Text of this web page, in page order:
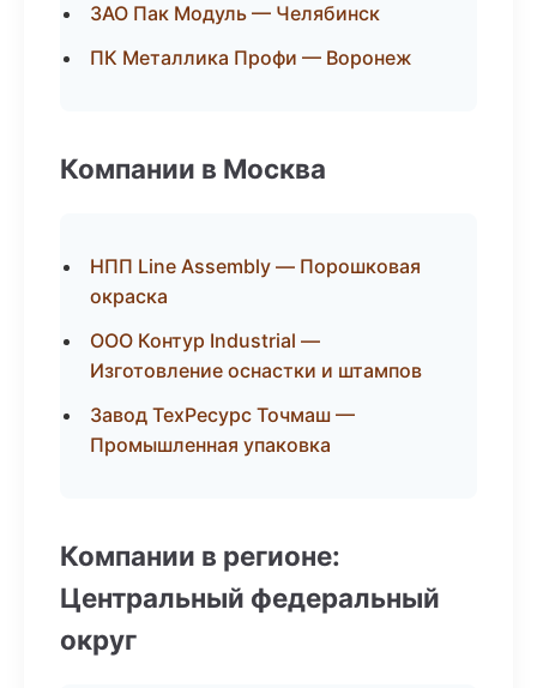
ЗАО Пак Модуль — Челябинск
ПК Металлика Профи — Воронеж
Компании в Москва
НПП Line Assembly — Порошковая
окраска
ООО Контур Industrial —
Изготовление оснастки и штампов
Завод ТехРесурс Точмаш —
Промышленная упаковка
Компании в регионе:
Центральный федеральный
округ